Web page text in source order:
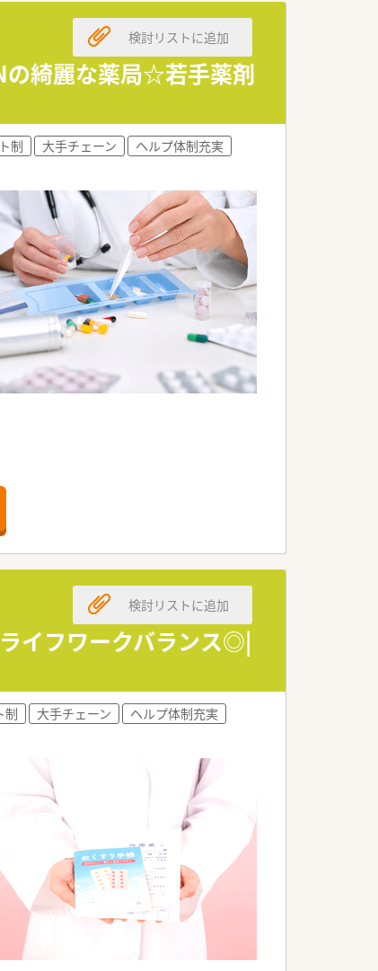
最前線に携わります。
重要な役割です。
験いただけます。
の良い職場です。
な雰囲気があります。
重する環境です。
の綺麗な薬局☆若手薬剤
検討リストに追加
制 大手チェーン
ヘルプ体制充実
す。
ます。
す。
。
イフワークバランス◎|
検討リストに追加
制 大手チェーン
ヘルプ体制充実